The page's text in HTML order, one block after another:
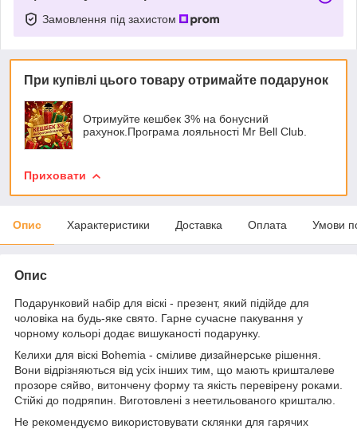
Замовлення під захистом
При купівлі цього товару отримайте подарунок
Отримуйте кешбек 3% на бонусний
рахунок.Програма лояльності Mr Bell Club.
Приховати
Опис Характеристики Доставка Оплата Умови
Опис
Подарунковий набір для віскі - презент, який підійде для
чоловіка на будь-яке свято. Гарне сучасне пакування у
чорному кольорі додає вишуканості подарунку.
Келихи для віскі Bohemia - сміливе дизайнерське рішення.
Вони відрізняються від усіх інших тим, що мають кришталеве
прозоре сяйво, витончену форму та якість перевірену роками.
Стійкі до подряпин. Виготовлені з неетильованого кришталю.
Не рекомендуємо використовувати склянки для гарячих